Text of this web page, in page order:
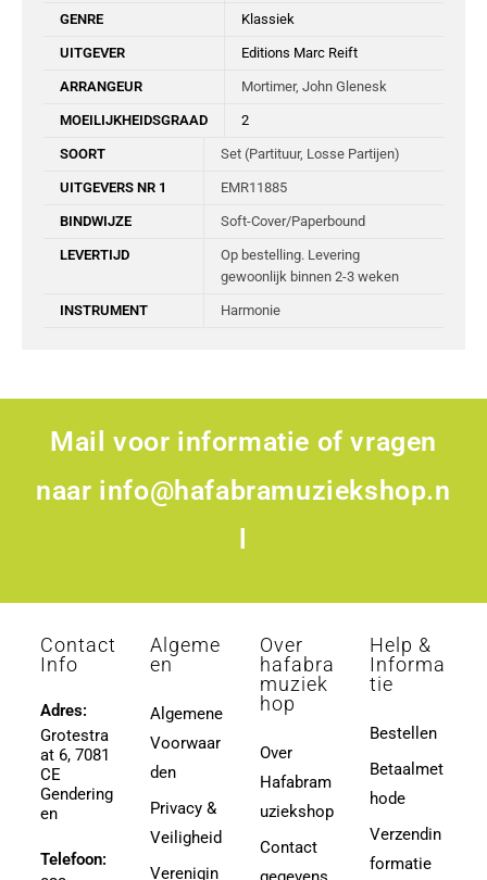
GENRE Klassiek
UITGEVER Editions Marc Reift
ARRANGEUR Mortimer, John Glenesk
MOEILIJKHEIDSGRAAD 2
SOORT Set (Partituur, Losse Partijen)
UITGEVERS NR 1 EMR11885
BINDWIJZE Soft-Cover/Paperbound
LEVERTIJD
Op bestelling. Levering
gewoonlijk binnen 2-3 weken
INSTRUMENT Harmonie
Mail voor informatie of vragen
naar info@hafabramuziekshop.n
Contact
Info
Adres:
Grotestra
at 6, 7081
CE
Gendering
en
Telefoon:
Algeme
en
Algemene
Voorwaar
den
Privacy &
Veiligheid
Verenigin
Over
hafabra
muziek
hop
Over
Hafabram
uziekshop
Contact
Help &
Informa
tie
Bestellen
Betaalmet
hode
Verzendin
formatie